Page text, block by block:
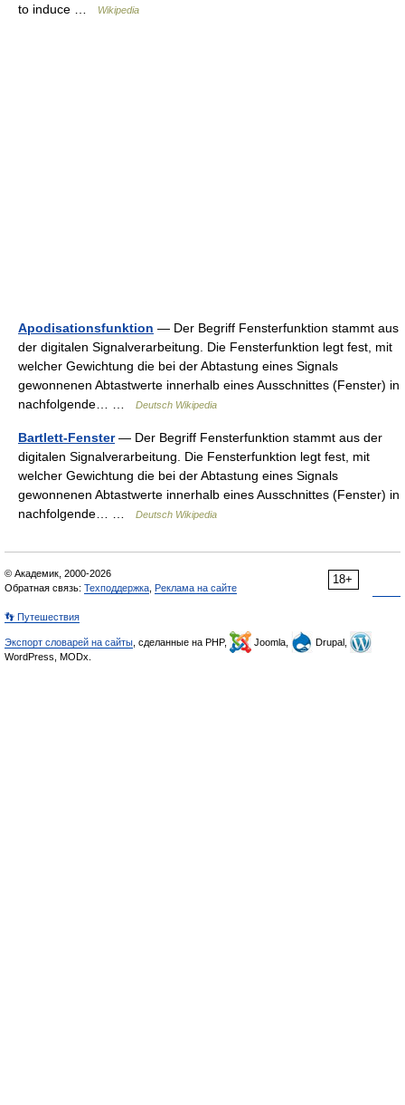
to induce …
Wikipedia
Apodisationsfunktion — Der Begriff Fensterfunktion stammt aus
der digitalen Signalverarbeitung. Die Fensterfunktion legt fest, mit
welcher Gewichtung die bei der Abtastung eines Signals
gewonnenen Abtastwerte innerhalb eines Ausschnittes (Fenster) in
nachfolgende… …
Deutsch Wikipedia
Bartlett-Fenster— Der Begriff Fensterfunktion stammt aus der
digitalen Signalverarbeitung. Die Fensterfunktion legt fest, mit
welcher Gewichtung die bei der Abtastung eines Signals
gewonnenen Abtastwerte innerhalb eines Ausschnittes (Fenster) in
nachfolgende… …
Deutsch Wikipedia
18+
© Академик, 2000-2026
Обратная связь: Техподдержка Реклама на сайте
👣 Путешествия
Экспорт словарей на сайты , сделанные на PHP, Joomla,
Drupal,
WordPress, MODx.